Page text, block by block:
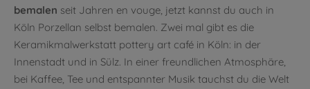
bemalen seit Jahren en vouge, jetzt kannst du auch in
Köln Porzellan selbst bemalen. Zwei mal gibt es die
Keramikmalwerkstatt pottery art café in Köln: in der
Innenstadt und in Sülz. In einer freundlichen Atmosphäre,
bei Kaffee, Tee und entspannter Musik tauchst du die Welt